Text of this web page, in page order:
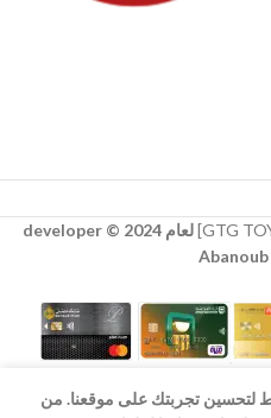
لعام 2024 © developer
لتحسين تجربتك على موقعنا. من